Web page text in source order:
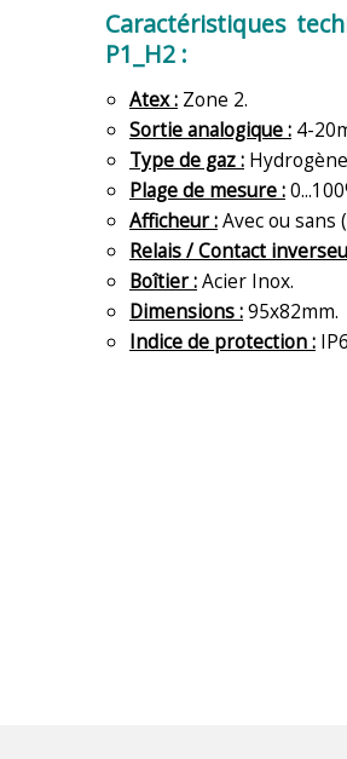
Caractéristiques
P1_H2 :
Atex : Zone 2.
Sortie analogique : 4-
Type de gaz :
Plage de mesure :
Afficheur :Avec ou sans
Relais / Contact
Boîtier :Acier Inox.
Dimensions :95x82mm.
Indice de protection :